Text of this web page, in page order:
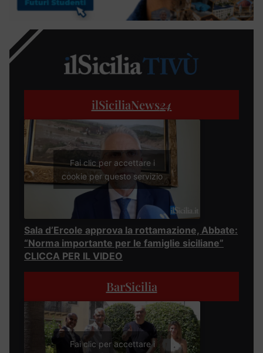
ilSiciliaNews24
Fai clic per accettare i
cookie per questo servizio
Sala d’Ercole approva la rottamazione, Abbate:
“Norma importante per le famiglie siciliane”
CLICCA PER IL VIDEO
BarSicilia
Fai clic per accettare i